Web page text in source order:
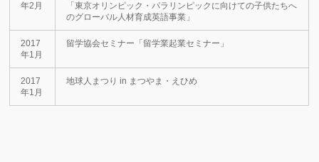
年2月
「東京オリンピック・パラリンピックに向けての子供たちへ
のグローバル人材育成英語事業」
2017
年1月
留学協会セミナー「留学業起業セミナー」
2017
年1月
地球人まつり in まつやま・えひめ